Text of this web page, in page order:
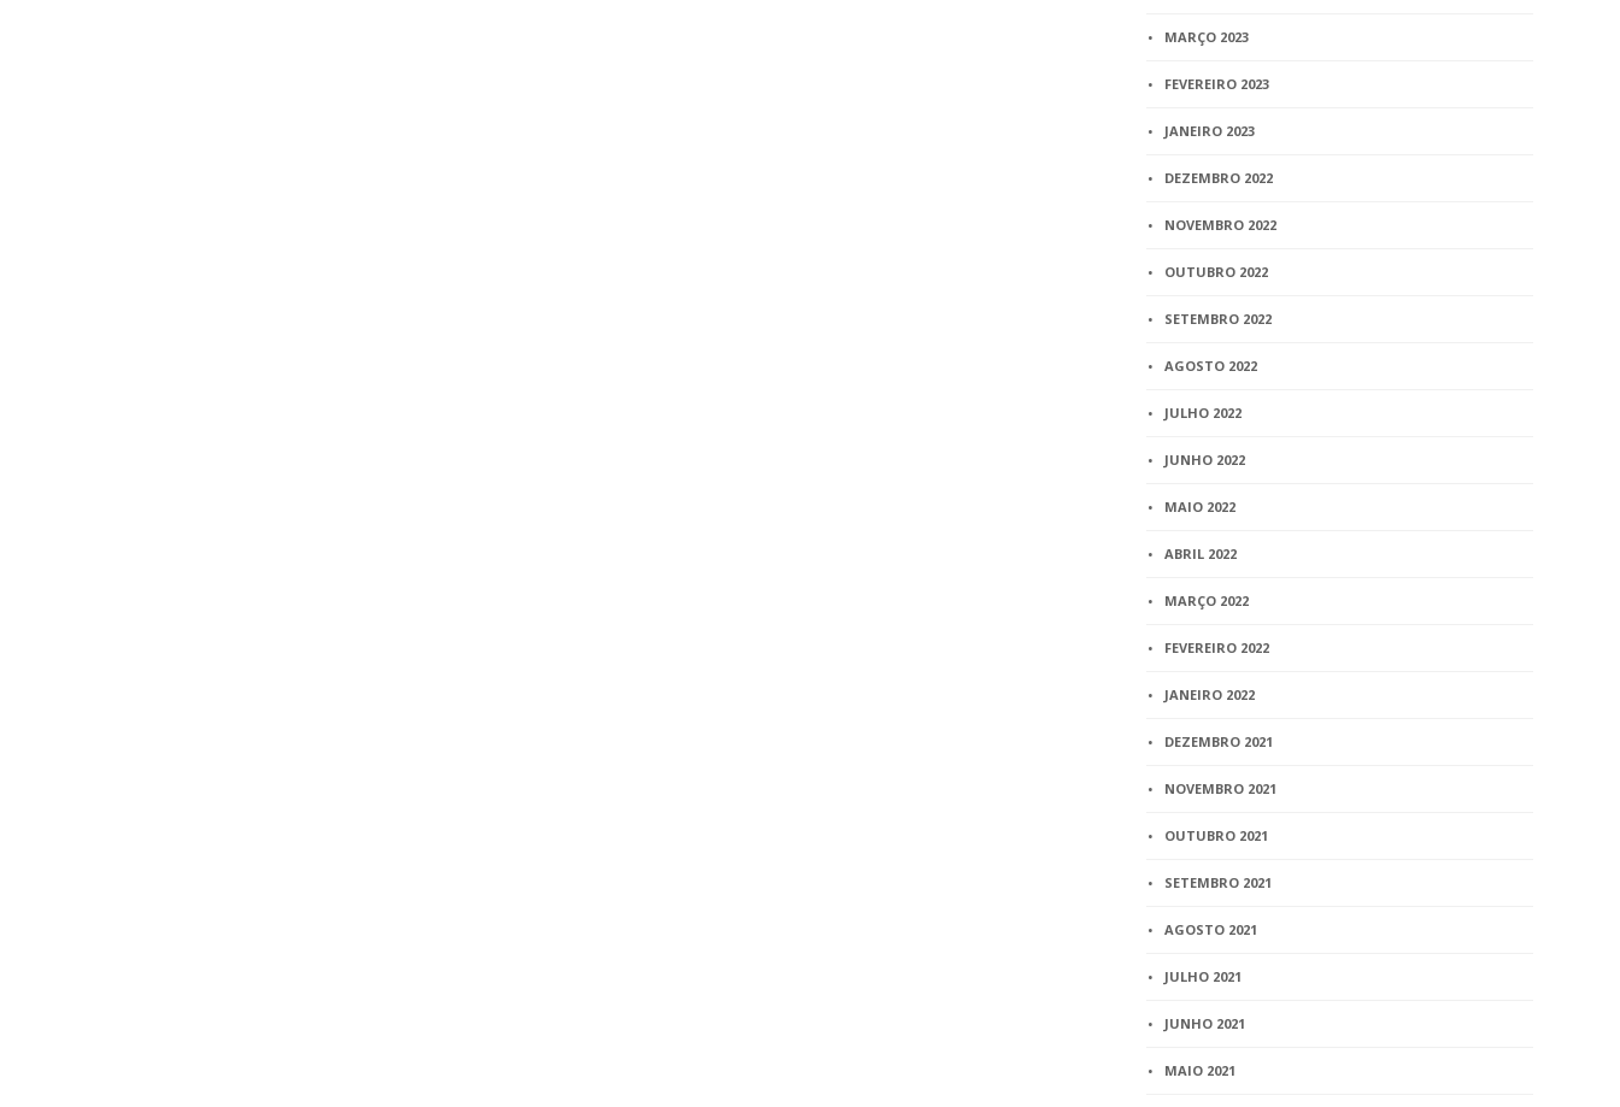
MARÇO 2023
FEVEREIRO 2023
JANEIRO 2023
DEZEMBRO 2022
NOVEMBRO 2022
OUTUBRO 2022
SETEMBRO 2022
AGOSTO 2022
JULHO 2022
JUNHO 2022
MAIO 2022
ABRIL 2022
MARÇO 2022
FEVEREIRO 2022
JANEIRO 2022
DEZEMBRO 2021
NOVEMBRO 2021
OUTUBRO 2021
SETEMBRO 2021
AGOSTO 2021
JULHO 2021
JUNHO 2021
MAIO 2021